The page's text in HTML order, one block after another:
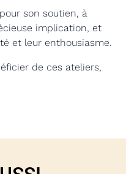
son soutien, à
implication, et
et leur enthousiasme.
de ces ateliers,